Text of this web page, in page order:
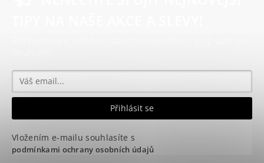
Vložením e-mailu souhlasíte s
podmínkami ochrany osobních údajů